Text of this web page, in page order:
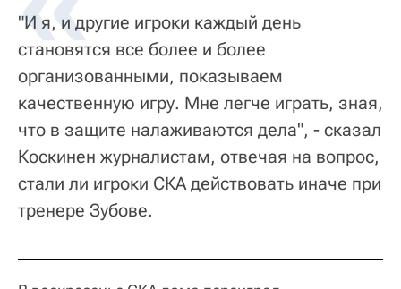
"И я, и другие игроки каждый день
становятся все более и более
организованными, показываем
качественную игру. Мне легче играть, зная,
что в защите налаживаются дела", - сказал
Коскинен журналистам, отвечая на вопрос,
стали ли игроки СКА действовать иначе при
тренере Зубове.